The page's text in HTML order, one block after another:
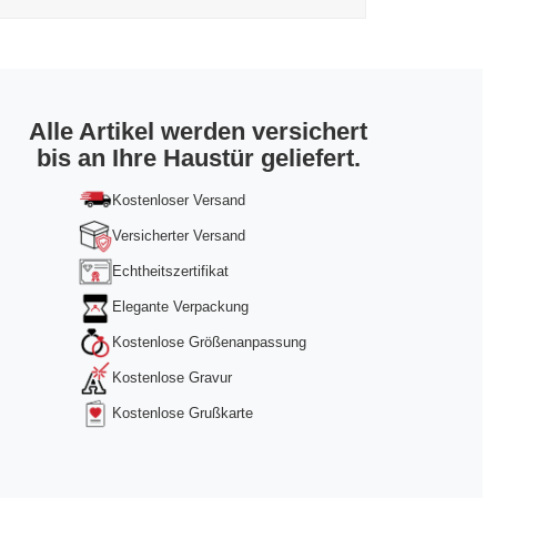
Alle Artikel werden versichert
bis an Ihre Haustür geliefert.
Kostenloser Versand
Versicherter Versand
Echtheitszertifikat
Elegante Verpackung
Kostenlose Größenanpassung
Kostenlose Gravur
Kostenlose Grußkarte